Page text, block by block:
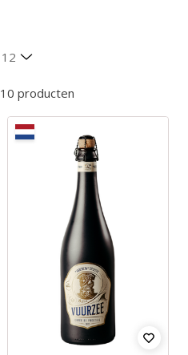
10 producten